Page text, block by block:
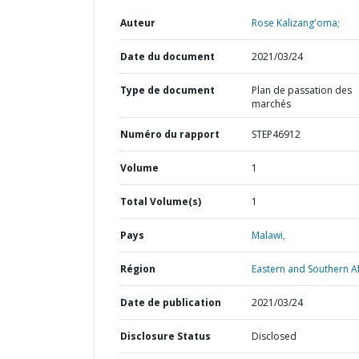
Auteur Rose Kalizang'oma;
Date du document 2021/03/24
Type de document
Plan de passation des
marchés
Numéro du rapport STEP46912
Volume 1
Total Volume(s) 1
Pays Malawi,
Région Eastern and Southern
Date de publication 2021/03/24
Disclosure Status Disclosed